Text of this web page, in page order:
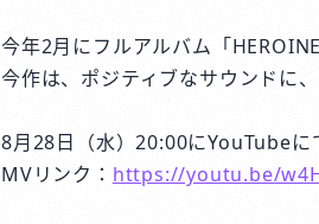
今年2月にフルアルバム「
今作は、ポジティブなサウンドに
8月28日（水）20:00にYouTubeに
MVリンク： https://youtu.be/